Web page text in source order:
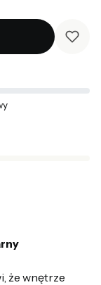
że wnętrze